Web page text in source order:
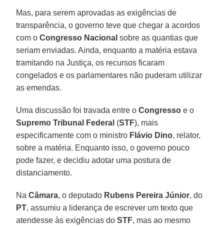
Mas, para serem aprovadas as exigências de
transparência, o governo teve que chegar a acordos
com oCongresso Nacional sobre as quantias que
seriam enviadas. Ainda, enquanto a matéria estava
tramitando na Justiça, os recursos ficaram
congelados e os parlamentares não puderam utilizar
as emendas.
Uma discussão foi travada entre oCongresso e o
Supremo Tribunal Federal (STF), mais
especificamente com o ministro Flávio Dino, relator,
sobre a matéria. Enquanto isso, o governo pouco
pode fazer, e decidiu adotar uma postura de
distanciamento.
NaCâmara, o deputado Rubens Pereira Júnior, do
PT, assumiu a liderança de escrever um texto que
atendesse às exigências doSTF, mas ao mesmo